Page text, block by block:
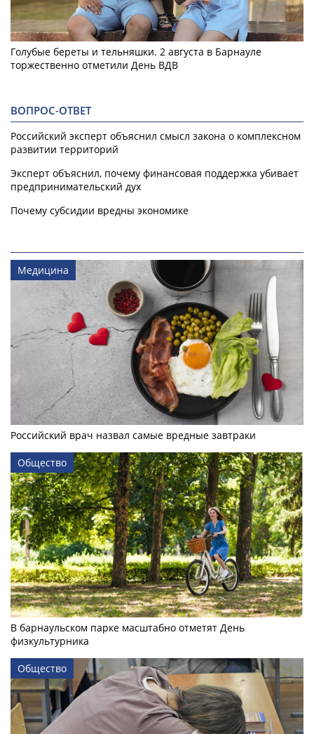
Голубые береты и тельняшки. 2 августа в Барнауле
торжественно отметили День ВДВ
ВОПРОС-ОТВЕТ
Российский эксперт объяснил смысл закона о комплексном
развитии территорий
Эксперт объяснил, почему финансовая поддержка убивает
предпринимательский дух
Почему субсидии вредны экономике
Медицина
Российский врач назвал самые вредные завтраки
Общество
В барнаульском парке масштабно отметят День
физкультурника
Общество